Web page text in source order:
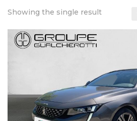
Showing the single result